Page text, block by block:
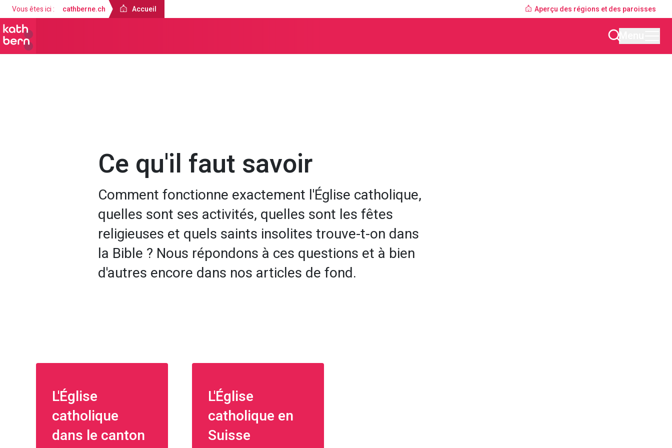
Vous êtes ici : cathberne.ch Accueil Aperçu des régions et des paroisses
Ce qu'il faut savoir
Comment fonctionne exactement l'Église catholique,
quelles sont ses activités, quelles sont les fêtes
religieuses et quels saints insolites trouve-t-on dans
la Bible ? Nous répondons à ces questions et à bien
d'autres encore dans nos articles de fond.
L'Église
catholique
dans le canton
L'Église
catholique en
Suisse